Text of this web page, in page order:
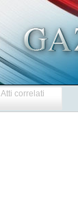
Atti correlati